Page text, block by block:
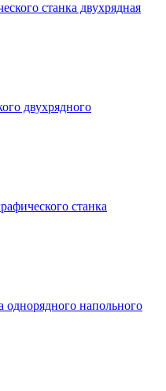
станка двухрядная
двухрядного
станка
однорядного напольного